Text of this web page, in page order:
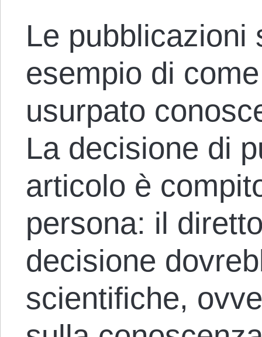
Le pubblicazioni
esempio di
usurpato
La decisione di
articolo è
persona: il
decisione
scientifiche,